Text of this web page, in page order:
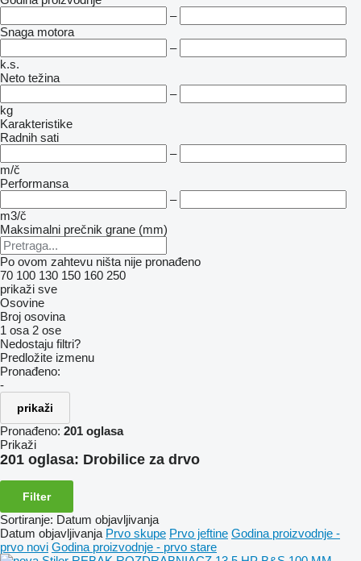
–
Snaga motora
–
k.s.
Neto težina
–
kg
Karakteristike
Radnih sati
–
m/č
Performansa
–
m3/č
Maksimalni prečnik grane (mm)
Po ovom zahtevu ništa nije pronađeno
70 100 130 150 160 250
prikaži sve
Osovine
Broj osovina
1 osa 2 ose
Nedostaju filtri?
Predložite izmenu
Pronađeno:
-
prikaži
Pronađeno: 201 oglasa
Prikaži
201 oglasa: Drobilice za drvo
Filter
Sortiranje: Datum objavljivanja
Datum objavljivanja Prvo skupe Prvo jeftine Godina proizvodnje -
prvo novi Godina proizvodnje - prvo stare